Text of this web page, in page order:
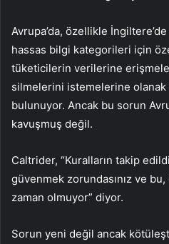
Avrupa’da, özellikle
hassas bilgi kategorileri için
tüketicilerin verilerine
silmelerini istemelerine olanak
bulunuyor. Ancak bu sorun
kavuşmuş değil.
Caltrider, “Kuralların takip
güvenmek zorundasınız ve
zaman olmuyor” diyor.
Sorun yeni değil ancak